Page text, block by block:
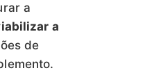
a
a
de